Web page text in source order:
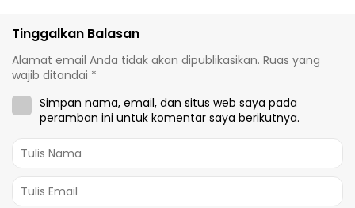
Tinggalkan Balasan
Alamat email Anda tidak akan dipublikasikan. Ruas yang
wajib ditandai *
Simpan nama, email, dan situs web saya pada
peramban ini untuk komentar saya berikutnya.